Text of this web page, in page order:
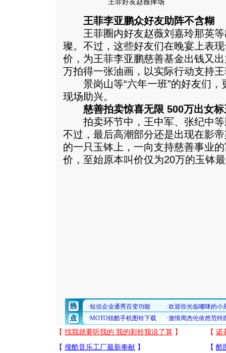
王菲李亚鹏众好友助阵不含糊
王菲圈内好友赵薇刘嘉玲那英等
璨。不过，这些好友们在晚宴上表
价，为王菲李亚鹏慈善基金出钱又
万拍得一张油画，以实际行动支持
景岗山等“六年一班”的好友们，
现场助兴。
慈善拍卖惊喜无限 500万出女标
拍卖环节中，王中军、张纪中等
不过，最后高潮部分还是出现在影
的一只玉钵上，一向支持慈善事业
价，至始原本叫价仅为20万的玉钵